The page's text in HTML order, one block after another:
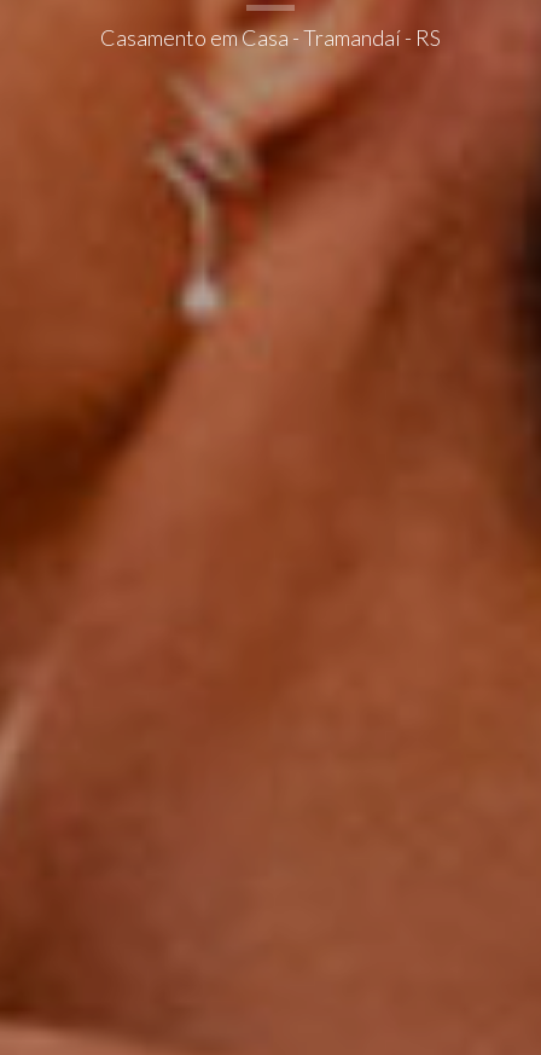
Casamento em Casa - Tramandaí - RS